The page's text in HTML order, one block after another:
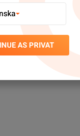
AS PRIVAT